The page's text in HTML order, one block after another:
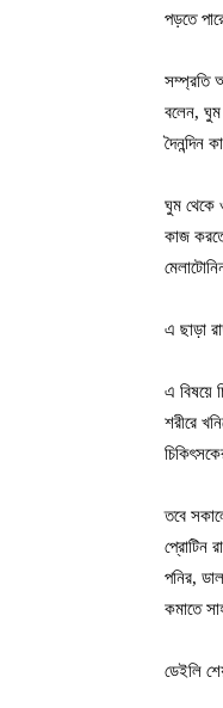
পড়তে
সম্প্রতি
বলেন,
দৈনন্দিন
ঘুম থেকে
কাজ
এ ছাড়া
এ বিষয়ে
শরীরে
তবে
প্রোটিন
পনির,
কমাতে
ডেইলি